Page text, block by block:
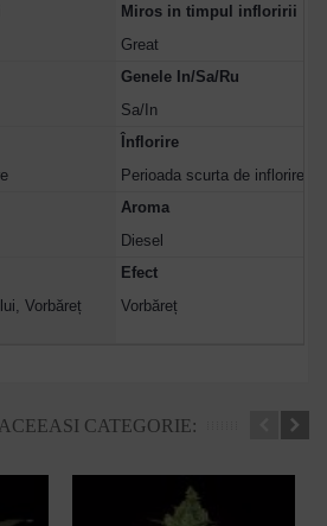
Miros in timpul infloririi
Great
Genele In/Sa/Ru
Sa/In
Înflorire
Perioada scurta de inflorire
Aroma
Diesel
Vorbăreț
Efect
Vorbăreț
CATEGORIE: